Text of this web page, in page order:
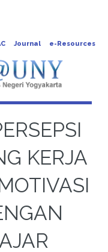
Journal e-Resources
KERJA